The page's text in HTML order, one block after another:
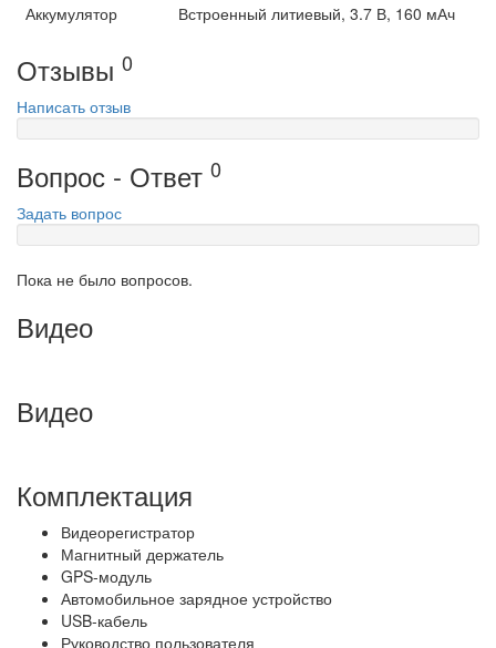
Аккумулятор Встроенный литиевый, 3.7 В, 160 мАч
Отзывы 0
Написать отзыв
Вопрос - Ответ 0
Задать вопрос
Пока не было вопросов.
Видео
Видео
Комплектация
Видеорегистратор
Магнитный держатель
GPS-модуль
Автомобильное зарядное устройство
USB-кабель
Руководство пользователя